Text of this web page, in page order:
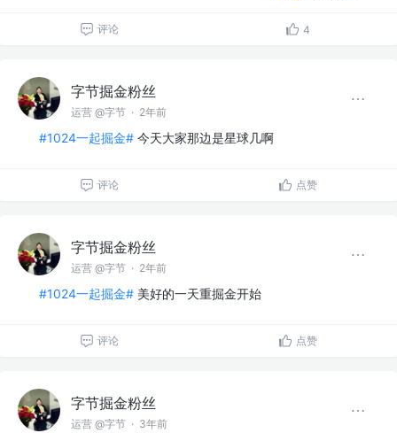
评论 4
字节掘金粉丝
运营 @字节 · 2年前
#1024一起掘金# 今天大家那边是星球几啊
评论 点赞
字节掘金粉丝
运营 @字节 · 2年前
#1024一起掘金# 美好的一天重掘金开始
评论 点赞
字节掘金粉丝
运营 @字节 · 3年前